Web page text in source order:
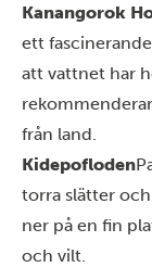
Kanangorok
ett
att vattnet har
från land.
Kidepofloden
torra slätter
ner på en fin
och vilt.